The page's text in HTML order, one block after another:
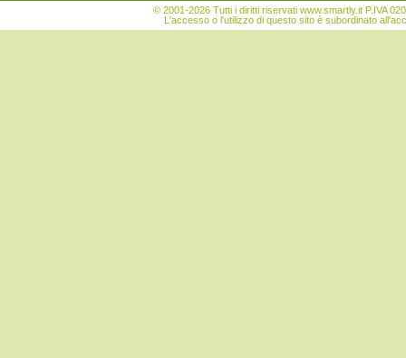
© 2001-2026 Tutti i diritti riservati www.smartly.it P.IVA
L'accesso o l'utilizzo di questo sito è subordinato